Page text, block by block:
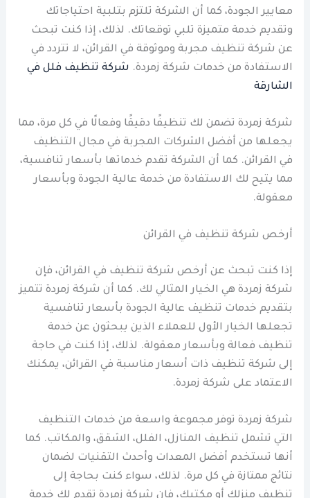
معايير الجودة، كما أن الشركة تلتزم بتلبية احتياجاتك
وتقديم خدمة متميزة تلبي توقعاتك. لذلك، إذا كنت تبحث
عن شركة تنظيف مجربة وموثوقة في القرائن، لا تتردد في
الاستفادة من خدمات شركة زمردة. شركة تنظيف فلل في
الشارقة
شركة زمردة تضمن لك تنظيفًا دقيقًا وفعالًا في كل مرة، مما
يجعلها من أفضل الشركات المجربة في مجال التنظيف
في القرائن. كما أن الشركة تقدم خدماتها بأسعار تنافسية،
مما يتيح لك الاستفادة من خدمة عالية الجودة وبأسعار
معقولة.
أرخص شركة تنظيف في القرائن
إذا كنت تبحث عن أرخص شركة تنظيف في القرائن، فإن
شركة زمردة هي الخيار المثالي لك. كما أن شركة زمردة تتميز
بتقديم خدمات تنظيف عالية الجودة بأسعار تنافسية
تجعلها الخيار الأول للعملاء الذين يبحثون عن خدمة
تنظيف فعالة وبأسعار معقولة. لذلك، إذا كنت في حاجة
إلى شركة تنظيف ذات أسعار مناسبة في القرائن، يمكنك
الاعتماد على شركة زمردة.
شركة زمردة توفر مجموعة واسعة من خدمات التنظيف
التي تشمل تنظيف المنازل، الفلل، الشقق، والمكاتب. كما
أنها تستخدم أفضل المعدات وأحدث التقنيات لضمان
نتائج ممتازة في كل مرة. لذلك، سواء كنت بحاجة إلى
تنظيف منزلك أو مكتبك، فإن شركة زمردة تقدم لك خدمة